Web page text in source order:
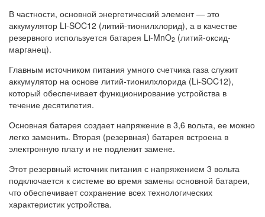
В частности, основной энергетический элемент — это
аккумулятор Li-SOC12 (литий-тионилхлорид), а в качестве
резервного используется батарея Li-MnO2 (литий-оксид-
марганец).
Главным источником питания умного счетчика газа служит
аккумулятор на основе литий-тионилхлорида (Li-SOC12),
который обеспечивает функционирование устройства в
течение десятилетия.
Основная батарея создает напряжение в 3,6 вольта, ее можно
легко заменить. Вторая (резервная) батарея встроена в
электронную плату и не подлежит замене.
Этот резервный источник питания с напряжением 3 вольта
подключается к системе во время замены основной батареи,
что обеспечивает сохранение всех технологических
характеристик устройства.